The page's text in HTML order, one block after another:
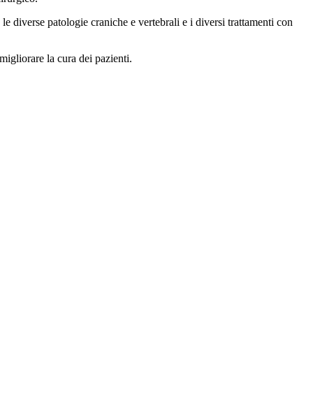
diverse patologie craniche e vertebrali e i diversi trattamenti con
la cura dei pazienti.